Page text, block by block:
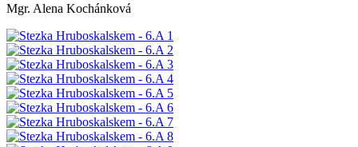
Mgr. Alena Kochánková